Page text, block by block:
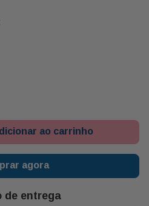
ao carrinho
agora
de entrega